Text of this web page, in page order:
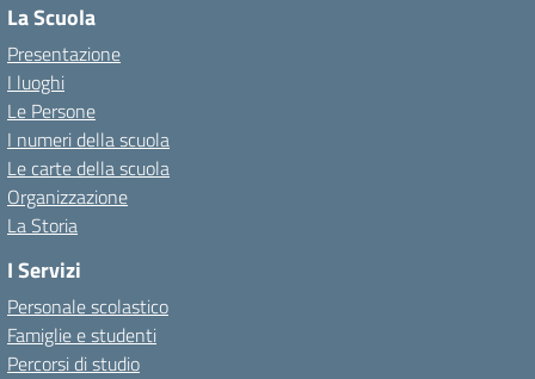
La Scuola
Presentazione
I luoghi
Le Persone
I numeri della scuola
Le carte della scuola
Organizzazione
La Storia
I Servizi
Personale scolastico
Famiglie e studenti
Percorsi di studio